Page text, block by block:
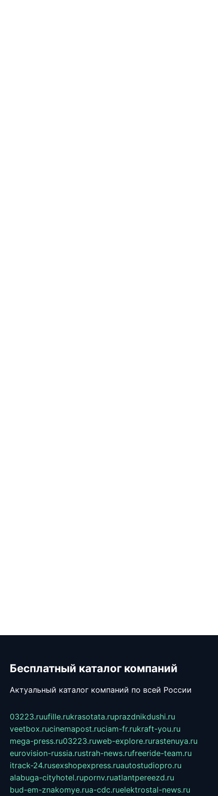
Бесплатный каталог компаний
Актуальный каталог компаний по всей России
03223.ruufille.rukrasotata.ruprazdnikdushi.ru
veetbox.rucinemapost.ruciam-fr.rukraft-you.ru
mega-press.ru03223.ruweb-explore.rurastenuya.ru
eurovision-russia.rustrah-news.rufreeride-team.ru
itrack-24.rusexshopexpress.ruautostudiopro.ru
alabuga-cityhotel.rupornv.ruatlantpereezd.ru
bud-em-znakomye.rua-cdc.ruelektrostal-news.ru